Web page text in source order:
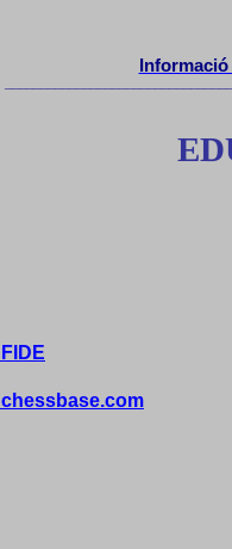
FIDE
chessbase.com